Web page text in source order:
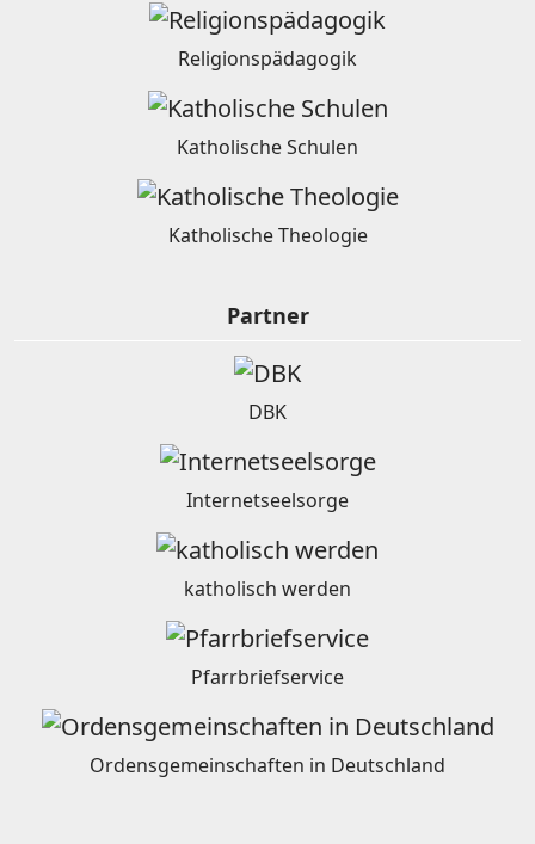
Religionspädagogik
Katholische Schulen
Katholische Theologie
Partner
DBK
Internetseelsorge
katholisch werden
Pfarrbriefservice
Ordensgemeinschaften in Deutschland